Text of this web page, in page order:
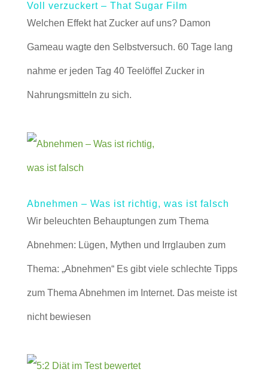
Voll verzuckert – That Sugar Film
Welchen Effekt hat Zucker auf uns? Damon
Gameau wagte den Selbstversuch. 60 Tage lang
nahme er jeden Tag 40 Teelöffel Zucker in
Nahrungsmitteln zu sich.
Abnehmen – Was ist richtig, was ist falsch
Wir beleuchten Behauptungen zum Thema
Abnehmen: Lügen, Mythen und Irrglauben zum
Thema: „Abnehmen“ Es gibt viele schlechte Tipps
zum Thema Abnehmen im Internet. Das meiste ist
nicht bewiesen